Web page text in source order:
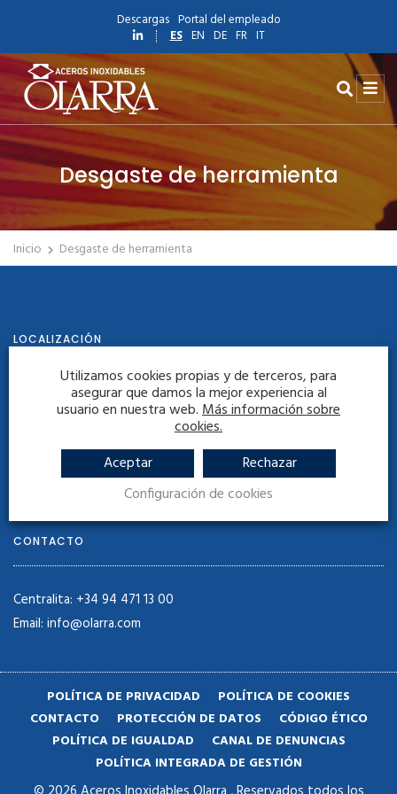
Descargas Portal del empleado
ES EN DE FR IT
Desgaste de herramienta
Inicio Desgaste de herramienta
LOCALIZACIÓN
Aceros Inoxidables Olarra, S.A.
Camino Larrabarri (Elotxelerri) 1,
48180 Larrondo (Loiu) Bizkaia
CONTACTO
Centralita: +34 94 471 13 00
Email: info@olarra.com
POLÍTICA DE PRIVACIDAD
POLÍTICA DE COOKIES
CONTACTO
PROTECCIÓN DE DATOS
CÓDIGO ÉTICO
POLÍTICA DE IGUALDAD
CANAL DE DENUNCIAS
POLÍTICA INTEGRADA DE GESTIÓN
Utilizamos cookies propias y de terceros, para
asegurar que damos la mejor experiencia al
usuario en nuestra web.Más información sobre
cookies.
Aceptar
Rechazar
Configuración de cookies